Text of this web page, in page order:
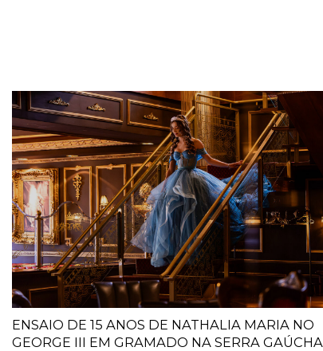
ENSAIO DE 15 ANOS DE NATHALIA MARIA NO
GEORGE III EM GRAMADO NA SERRA GAÚCHA